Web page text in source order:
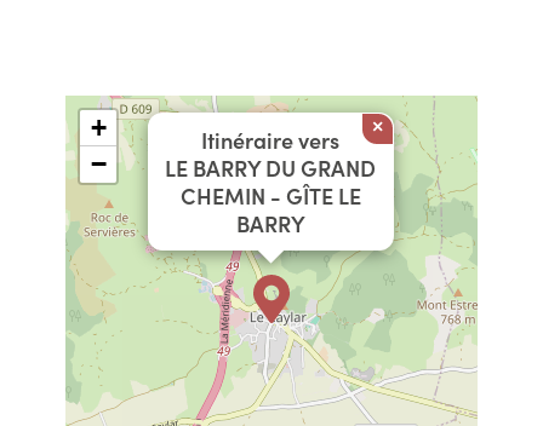
Itinéraire vers
LE BARRY DU GRAND
CHEMIN - GÎTE LE
BARRY
×
+
−